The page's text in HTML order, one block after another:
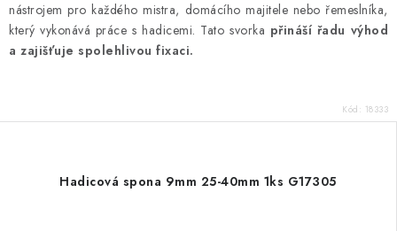
nástrojem pro každého mistra, domácího majitele nebo řemeslníka,
který vykonává práce s hadicemi. Tato svorka přináší řadu výhod
a zajišťuje spolehlivou fixaci.
Kód: 18333
Hadicová spona 9mm 25-40mm 1ks G17305